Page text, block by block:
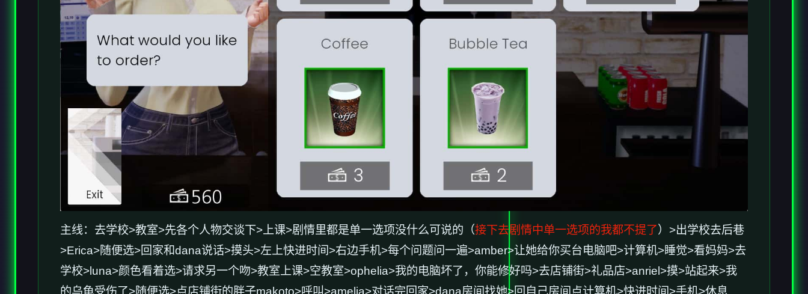
主线：去学校>教室>先各个人物交谈下>上课>剧情里都是单一选项没什么可说的（接下去剧情中单一选项的我都不提了）>出学校去后巷
>Erica>随便选>回家和dana说话>摸头>左上快进时间>右边手机>每个问题问一遍>amber>让她给你买台电脑吧>计算机>睡觉>看妈妈>去
学校>luna>颜色看着选>请求另一个吻>教室上课>空教室>ophelia>我的电脑坏了，你能修好吗>去店铺街>礼品店>anriel>摸>站起来>我
的乌龟受伤了>随便选>点店铺街的胖子makoto>呼叫>amelia>对话完回家>dana房间找她>回自己房间点计算机>快进时间>手机>休息